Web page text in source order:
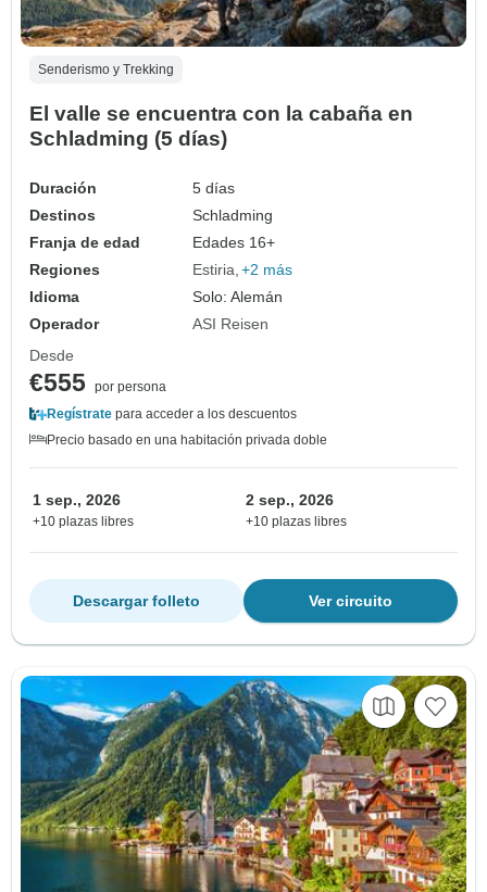
Senderismo y Trekking
El valle se encuentra con la cabaña en
Schladming (5 días)
Duración
5 días
Destinos
Schladming
Franja de edad
Edades 16+
Regiones
Estiria +2 más
Idioma
Solo: Alemán
Operador
ASI Reisen
Desde
€555 por persona
Regístrate para acceder a los descuentos
Precio basado en una habitación privada doble
1 sep., 2026
+10 plazas libres
2 sep., 2026
+10 plazas libres
Ver circuito
Descargar folleto